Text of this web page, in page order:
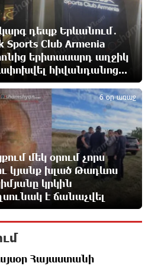
Ռուսաստանի հետ խնդիրները
պետք է լուծել դիվանագիտական
ճանապարհով․ Նարեկ
3 ժամ առաջ
Վաղը մենք ԱԺ չենք գալու. Նարեկ
Կարապետյան
3 ժամ առաջ
ՈւՂԻՂ. Նարեկ Կարապետյանը
հանդես է գալիս
հայտարարությամբ
3 ժամ առաջ
Moody’s-ը IDBank-ի վարկանիշային
դեպք Երևանում․
Sports Club Armenia
երիտասարդ աղջիկ
հիվանդանոց...
մեկ օրում չորս
կյանք խլած Թադևոս
կրկին
է ճանաչվել
6 օր առաջ
Հայաստանի